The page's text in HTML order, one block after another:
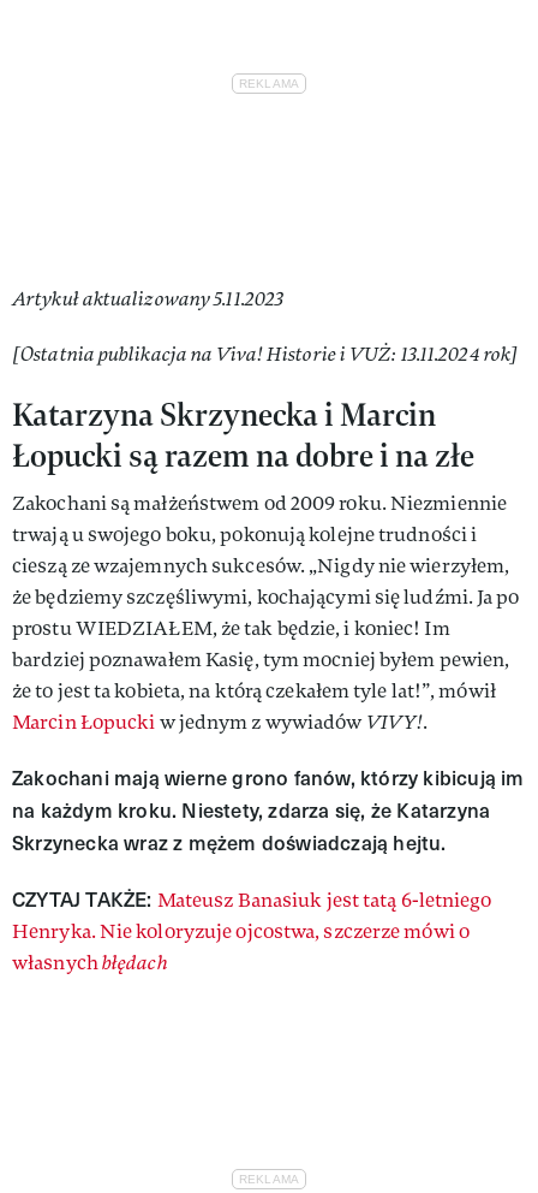
Artykuł aktualizowany 5.11.2023
[Ostatnia publikacja na Viva! Historie i VUŻ: 13.11.2024 rok]
Katarzyna Skrzynecka i Marcin
Łopucki są razem na dobre i na złe
Zakochani są małżeństwem od 2009 roku. Niezmiennie
trwają u swojego boku, pokonują kolejne trudności i
cieszą ze wzajemnych sukcesów. „Nigdy nie wierzyłem,
że będziemy szczęśliwymi, kochającymi się ludźmi. Ja po
prostu WIEDZIAŁEM, że tak będzie, i koniec! Im
bardziej poznawałem Kasię, tym mocniej byłem pewien,
że to jest ta kobieta, na którą czekałem tyle lat!”, mówił
Marcin Łopuckiw jednym z wywiadówVIVY!.
Zakochani mają wierne grono fanów, którzy kibicują im
na każdym kroku. Niestety, zdarza się, że Katarzyna
Skrzynecka wraz z mężem doświadczają hejtu.
CZYTAJ TAKŻE: Mateusz Banasiuk jest tatą 6-letniego
Henryka. Nie koloryzuje ojcostwa, szczerze mówi o
własnychbłędach